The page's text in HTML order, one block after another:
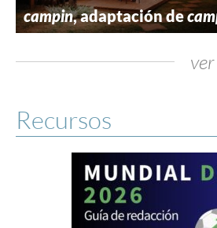
campin, adaptación de
Recursos